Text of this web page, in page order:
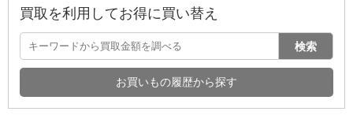
買取を利用してお得に買い替え
検索
お買いもの履歴から探す